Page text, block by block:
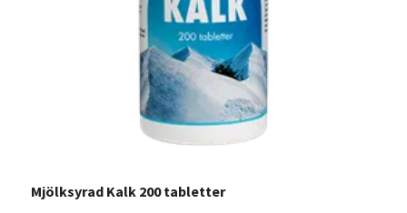
Mjölksyrad Kalk 200 tabletter